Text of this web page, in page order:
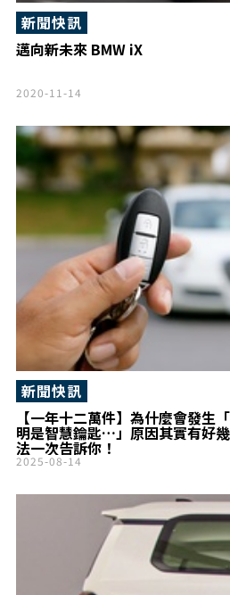
邁向新未來 BMW iX
新聞快訊
2020-11-14
【一年十二萬件】為什麼會發生
明是智慧鑰匙…」原因其實有好
法一次告訴你！
新聞快訊
2025-08-14